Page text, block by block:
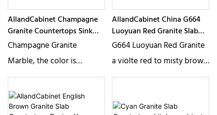
work of natural art. Perfect
for kitchens or bathrooms
uniques font de chaque
dalle une œuvre d&39;art
naturelle. Parfait pour les
cuisines ou les salles de
AllandCabinet Champagne
Granite Countertops Sink
Tiles Wholesale Made for
kitchen cabinet island stone
countertop
Champagne Granite
Marble, the color is
brighter, the golden
texture is always so
attractive, if you are
AllandCabinet China G664
Luoyuan Red Granite Slab
Countertops Wholesale
Made for kitchen cabinet
island stone countertop
G664 Luoyuan Red Granite
a violte red to misty brown
granite quarried in China.
good for Countertops,